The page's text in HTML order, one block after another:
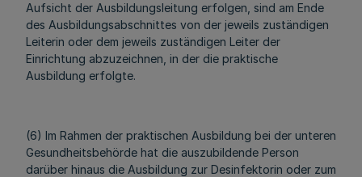
Aufsicht der Ausbildungsleitung erfolgen, sind am Ende
des Ausbildungsabschnittes von der jeweils zuständigen
Leiterin oder dem jeweils zuständigen Leiter der
Einrichtung abzuzeichnen, in der die praktische
Ausbildung erfolgte.
(6) Im Rahmen der praktischen Ausbildung bei der unteren
Gesundheitsbehörde hat die auszubildende Person
darüber hinaus die Ausbildung zur Desinfektorin oder zum